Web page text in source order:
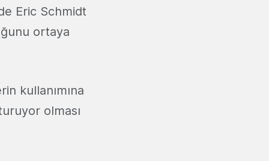
Eric Schmidt
ortaya
kullanımına
olması